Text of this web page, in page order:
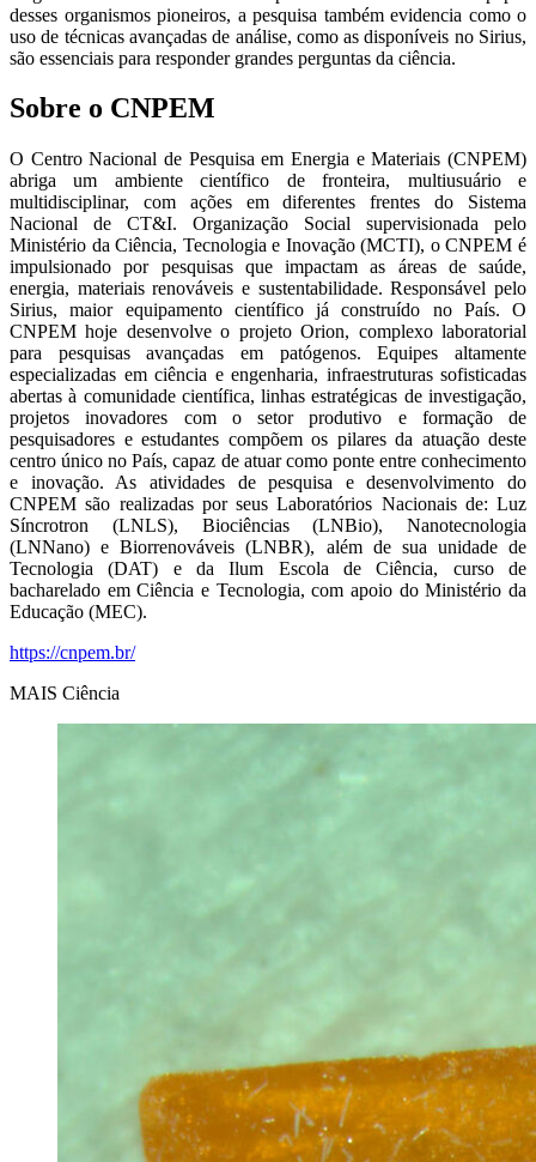
desses organismos pioneiros, a pesquisa também evidencia como o
uso de técnicas avançadas de análise, como as disponíveis no Sirius,
são essenciais para responder grandes perguntas da ciência.
Sobre o CNPEM
O Centro Nacional de Pesquisa em Energia e Materiais (CNPEM)
abriga um ambiente científico de fronteira, multiusuário e
multidisciplinar, com ações em diferentes frentes do Sistema
Nacional de CT&I. Organização Social supervisionada pelo
Ministério da Ciência, Tecnologia e Inovação (MCTI), o CNPEM é
impulsionado por pesquisas que impactam as áreas de saúde,
energia, materiais renováveis e sustentabilidade. Responsável pelo
Sirius, maior equipamento científico já construído no País. O
CNPEM hoje desenvolve o projeto Orion, complexo laboratorial
para pesquisas avançadas em patógenos. Equipes altamente
especializadas em ciência e engenharia, infraestruturas sofisticadas
abertas à comunidade científica, linhas estratégicas de investigação,
projetos inovadores com o setor produtivo e formação de
pesquisadores e estudantes compõem os pilares da atuação deste
centro único no País, capaz de atuar como ponte entre conhecimento
e inovação. As atividades de pesquisa e desenvolvimento do
CNPEM são realizadas por seus Laboratórios Nacionais de: Luz
Síncrotron (LNLS), Biociências (LNBio), Nanotecnologia
(LNNano) e Biorrenováveis (LNBR), além de sua unidade de
Tecnologia (DAT) e da Ilum Escola de Ciência, curso de
bacharelado em Ciência e Tecnologia, com apoio do Ministério da
Educação (MEC).
https://cnpem.br/
MAIS Ciência